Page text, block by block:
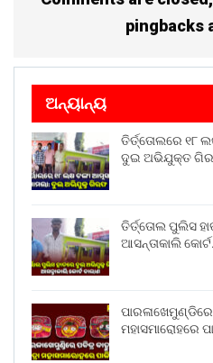
pingbacks
ଅନ୍ୟାନ୍ୟ
ତିର୍ତ୍ତୋଲରେ ୧୮
ଦୁଇ ଅଭିଯୁକ୍ତ
ତିର୍ତ୍ତୋଲ ପୁଲିସ
ଆସନ୍ତାକାଲି
ପାରଳାଖେମୁଣ୍ଡିରେ
ମହାସମାରୋହରେ